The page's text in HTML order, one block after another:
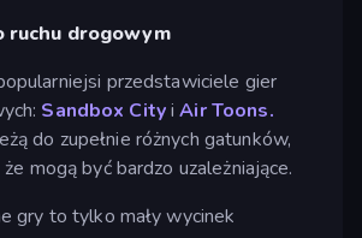
ruchu drogowym
przedstawiciele gier
Sandbox CityiAir Toons.
do zupełnie różnych gatunków,
mogą być bardzo uzależniające.
gry to tylko mały wycinek